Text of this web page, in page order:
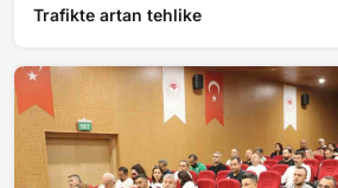
Trafikte artan tehlike